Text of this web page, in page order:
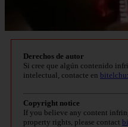
Derechos de autor
Si cree que algún contenido
intelectual, contacte en
Copyright notice
If you believe any content
property rights, please contact